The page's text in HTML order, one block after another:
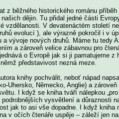
z běžného historického románu
dějin. Tu přidal jedné části
vzdělanosti. V devatenáctém století
evolucí ), ale výrazně pokročil i v
a vývoje nových druhů. Máme tu tedy
a zároveň velice zábavnou pro
o Evropě jak si ji pamatujeme
představivost nezná meze.
knihy pochválit, neboť nápad
Uhersko, Německo, Anglie) a
I když se kniha tváří nálepkou
podrobnějších vysvětlení a důraznosti
jak to asi vše dopadne. I když
v očích čtenáře uspěje – záleží jen